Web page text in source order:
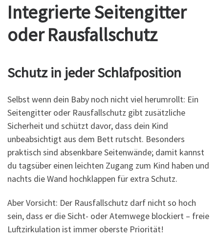
Integrierte Seitengitter
oder Rausfallschutz
Schutz in jeder Schlafposition
Selbst wenn dein Baby noch nicht viel herumrollt: Ein
Seitengitter oder Rausfallschutz gibt zusätzliche
Sicherheit und schützt davor, dass dein Kind
unbeabsichtigt aus dem Bett rutscht. Besonders
praktisch sind absenkbare Seitenwände; damit kannst
du tagsüber einen leichten Zugang zum Kind haben und
nachts die Wand hochklappen für extra Schutz.
Aber Vorsicht: Der Rausfallschutz darf nicht so hoch
sein, dass er die Sicht- oder Atemwege blockiert – freie
Luftzirkulation ist immer oberste Priorität!